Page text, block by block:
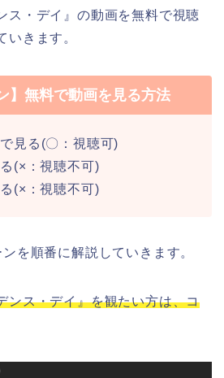
ス・デイ』の動画を無料で視聴
いきます。
】無料で動画を見る方法
見る(〇：視聴可)
(×：視聴不可)
(×：視聴不可)
を順番に解説していきます。
ンス・デイ』を観たい方は、コ